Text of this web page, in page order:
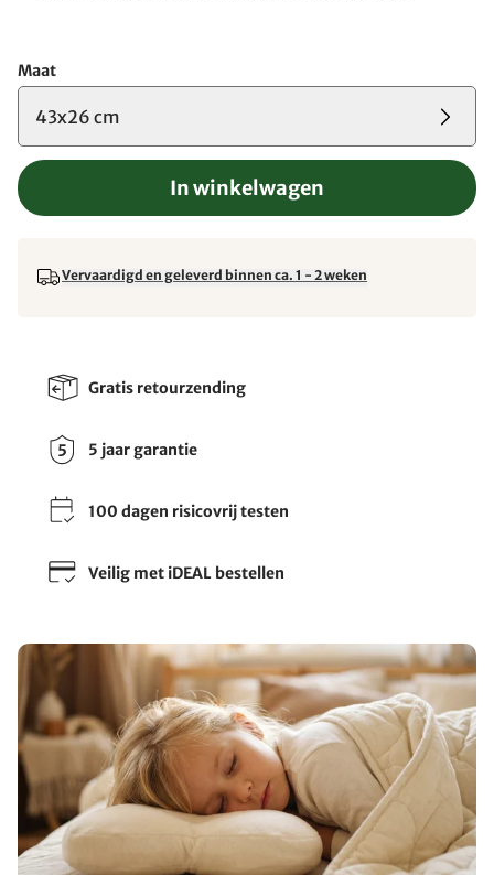
Maat
43x26 cm
In winkelwagen
Vervaardigd en geleverd binnen ca. 1 - 2 weken
Gratis retourzending
5 jaar garantie
100 dagen risicovrij testen
Veilig met iDEAL bestellen